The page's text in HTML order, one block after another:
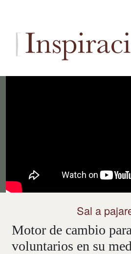
Sal a
Motor de cambio
voluntarios en su